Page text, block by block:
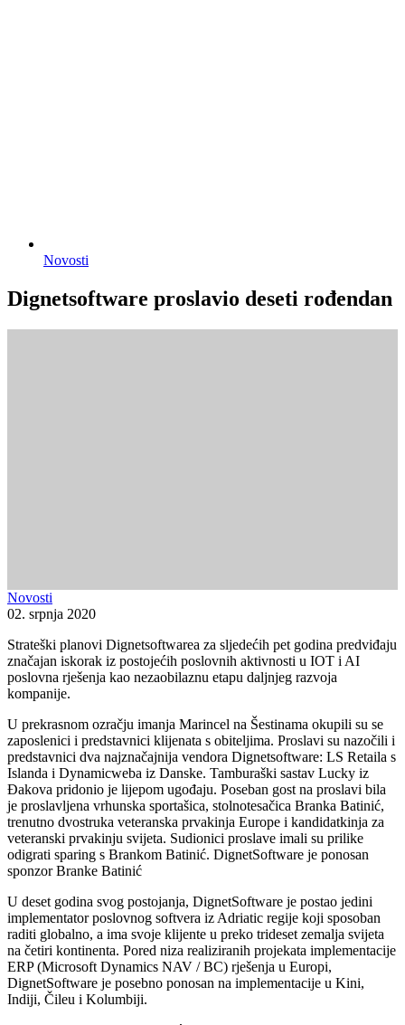
Novosti
Dignetsoftware proslavio deseti rođendan
Novosti
02. srpnja 2020
Strateški planovi Dignetsoftwarea za sljedećih pet godina predviđaju
značajan iskorak iz postojećih poslovnih aktivnosti u IOT i AI
poslovna rješenja kao nezaobilaznu etapu daljnjeg razvoja
kompanije.
U prekrasnom ozračju imanja Marincel na Šestinama okupili su se
zaposlenici i predstavnici klijenata s obiteljima. Proslavi su nazočili i
predstavnici dva najznačajnija vendora Dignetsoftware: LS Retaila s
Islanda i Dynamicweba iz Danske. Tamburaški sastav Lucky iz
Đakova pridonio je lijepom ugođaju. Poseban gost na proslavi bila
je proslavljena vrhunska sportašica, stolnotesačica Branka Batinić,
trenutno dvostruka veteranska prvakinja Europe i kandidatkinja za
veteranski prvakinju svijeta. Sudionici proslave imali su prilike
odigrati sparing s Brankom Batinić. DignetSoftware je ponosan
sponzor Branke Batinić
U deset godina svog postojanja, DignetSoftware je postao jedini
implementator poslovnog softvera iz Adriatic regije koji sposoban
raditi globalno, a ima svoje klijente u preko trideset zemalja svijeta
na četiri kontinenta. Pored niza realiziranih projekata implementacije
ERP (Microsoft Dynamics NAV / BC) rješenja u Europi,
DignetSoftware je posebno ponosan na implementacije u Kini,
Indiji, Čileu i Kolumbiji.